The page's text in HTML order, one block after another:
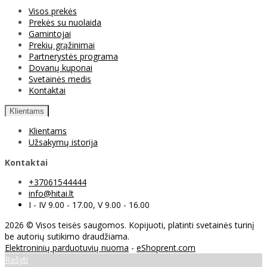
Visos prekės
Prekės su nuolaida
Gamintojai
Prekių grąžinimai
Partnerystės programa
Dovanų kuponai
Svetainės medis
Kontaktai
Klientams
Klientams
Užsakymų istorija
Kontaktai
+37061544444
info@hitai.lt
I - IV 9.00 - 17.00, V 9.00 - 16.00
2026 © Visos teisės saugomos. Kopijuoti, platinti svetainės turinį
be autorių sutikimo draudžiama.
Elektroninių parduotuvių nuoma - eShoprent.com
Rašyti